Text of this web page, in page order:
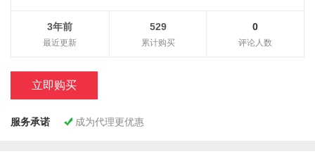
0
评论人数
529
累计购买
3年前
最近更新
立即购买
服务承诺  成为代理更优惠